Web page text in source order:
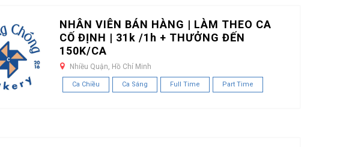
NHÂN VIÊN BÁN HÀNG | LÀM THEO CA
CỐ ĐỊNH | 31k /1h + THƯỞNG ĐẾN
150K/CA
Nhiều Quận, Hồ Chí Minh
Ca Chiều Ca Sáng Full Time Part Time